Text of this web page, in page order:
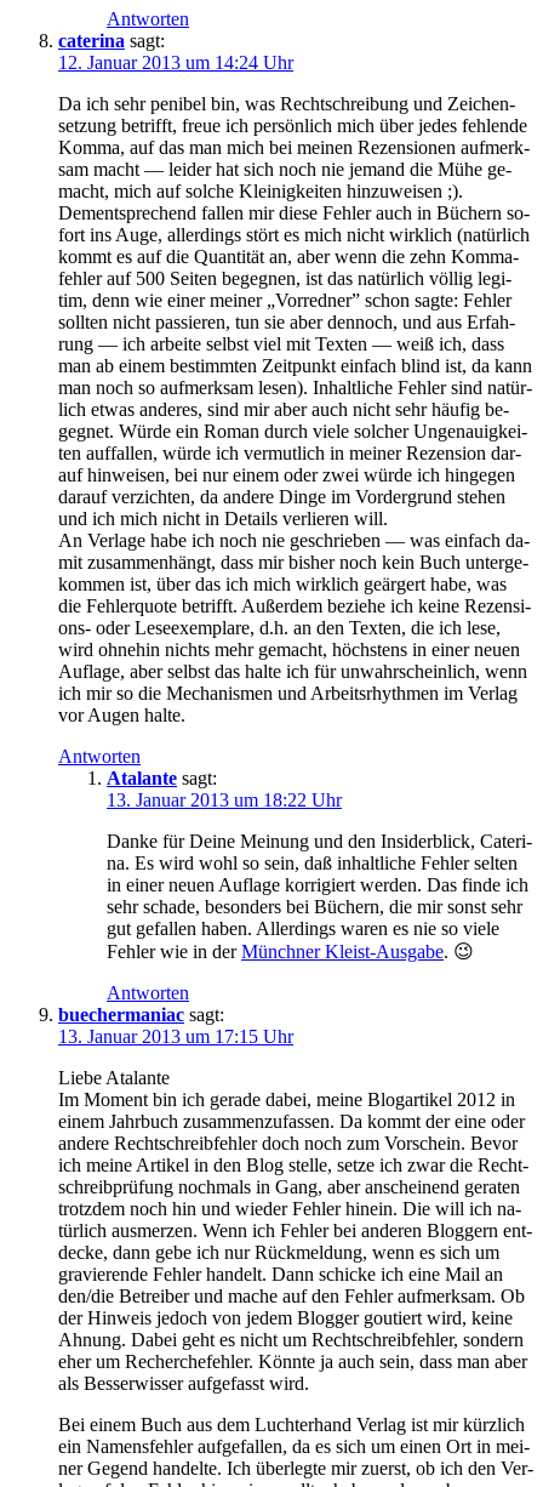
Antworten
caterina sagt:
12. Januar 2013 um 14:24 Uhr
Da ich sehr pe­ni­bel bin, was Recht­schrei­bung und Zei­chen­
set­zung be­trifft, freue ich per­sön­lich mich über je­des feh­len­de
Kom­ma, auf das man mich bei mei­nen Re­zen­sio­nen auf­merk­
sam macht — lei­der hat sich noch nie je­mand die Mü­he ge­
macht, mich auf sol­che Klei­nig­kei­ten hinzuweisen ;).
Dem­entspre­chend fal­len mir die­se Feh­ler auch in Bü­chern so­
fort ins Au­ge, al­ler­dings stört es mich nicht wirk­lich (na­tür­lich
kommt es auf die Quan­ti­tät an, aber wenn die zehn Kom­ma­
feh­ler auf 500 Sei­ten be­geg­nen, ist das na­tür­lich völ­lig le­gi­
tim, denn wie ei­ner mei­ner „Vor­red­ner” schon sag­te: Feh­ler
soll­ten nicht pas­sie­ren, tun sie aber den­noch, und aus Er­fah­
rung — ich ar­bei­te selbst viel mit Tex­ten — weiß ich, dass
man ab ei­nem be­stimm­ten Zeit­punkt ein­fach blind ist, da kann
man noch so auf­merk­sam le­sen). In­halt­li­che Feh­ler sind na­tür­
lich et­was an­de­res, sind mir aber auch nicht sehr häu­fig be­
geg­net. Wür­de ein Ro­man durch vie­le sol­cher Un­ge­nau­ig­kei­
ten auf­fal­len, wür­de ich ver­mut­lich in mei­ner Re­zen­si­on dar­
auf hin­wei­sen, bei nur ei­nem oder zwei wür­de ich hin­ge­gen
dar­auf ver­zich­ten, da an­de­re Din­ge im Vor­der­grund ste­hen
und ich mich nicht in De­tails ver­lie­ren will.
An Ver­la­ge ha­be ich noch nie ge­schrie­ben — was ein­fach da­
mit zu­sam­men­hängt, dass mir bis­her noch kein Buch un­ter­ge­
kom­men ist, über das ich mich wirk­lich ge­är­gert ha­be, was
die Feh­ler­quo­te be­trifft. Au­ßer­dem be­zie­he ich kei­ne Re­zen­si­
ons- oder Le­se­ex­em­pla­re, d.h. an den Tex­ten, die ich le­se,
wird oh­ne­hin nichts mehr ge­macht, höchs­tens in ei­ner neu­en
Auf­la­ge, aber selbst das hal­te ich für un­wahr­schein­lich, wenn
ich mir so die Me­cha­nis­men und Ar­beits­rhyth­men im Ver­lag
vor Au­gen halte.
Antworten
Atalante sagt:
13. Januar 2013 um 18:22 Uhr
Dan­ke für Dei­ne Mei­nung und den In­si­der­blick, Ca­te­ri­
na. Es wird wohl so sein, daß in­halt­li­che Feh­ler sel­ten
in ei­ner neu­en Auf­la­ge kor­ri­giert wer­den. Das fin­de ich
sehr scha­de, be­son­ders bei Bü­chern, die mir sonst sehr
gut ge­fal­len ha­ben. Al­ler­dings wa­ren es nie so vie­le
Feh­ler wie in derMünch­ner Kleist-Aus­ga­be. 😉
Antworten
buechermaniac sagt:
13. Januar 2013 um 17:15 Uhr
Lie­be Atalante
Im Mo­ment bin ich ge­ra­de da­bei, mei­ne Blog­ar­ti­kel 2012 in
ei­nem Jahr­buch zu­sam­men­zu­fas­sen. Da kommt der ei­ne oder
an­de­re Recht­schreib­feh­ler doch noch zum Vor­schein. Be­vor
ich mei­ne Ar­ti­kel in den Blog stel­le, set­ze ich zwar die Recht­
schreib­prü­fung noch­mals in Gang, aber an­schei­nend ge­ra­ten
trotz­dem noch hin und wie­der Feh­ler hin­ein. Die will ich na­
tür­lich aus­mer­zen. Wenn ich Feh­ler bei an­de­ren Blog­gern ent­
de­cke, dann ge­be ich nur Rück­mel­dung, wenn es sich um
gra­vie­ren­de Feh­ler han­delt. Dann schi­cke ich ei­ne Mail an
den/die Be­trei­ber und ma­che auf den Feh­ler auf­merk­sam. Ob
der Hin­weis je­doch von je­dem Blog­ger gou­tiert wird, kei­ne
Ah­nung. Da­bei geht es nicht um Recht­schreib­feh­ler, son­dern
eher um Re­cher­che­feh­ler. Könn­te ja auch sein, dass man aber
als Bes­ser­wis­ser auf­ge­fasst wird.
Bei ei­nem Buch aus dem Luch­ter­hand Ver­lag ist mir kürz­lich
ein Na­mens­feh­ler auf­ge­fal­len, da es sich um ei­nen Ort in mei­
ner Ge­gend han­del­te. Ich über­leg­te mir zu­erst, ob ich den Ver­